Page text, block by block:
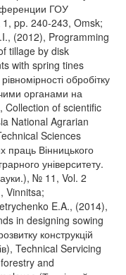
ГОУ
pp. 240-243, Omsk;
(2012), Programming
tillage by disk
with spring tines
обробітку
органами на
Collection of scientific
National Agrarian
Sciences
праць Вінницького
університету.
№ 11, Vol. 2
Vinnitsa;
E.A., (2014),
in designing sowing
конструкцій
Technical Servicing
and